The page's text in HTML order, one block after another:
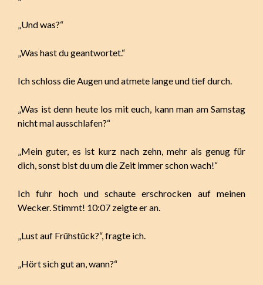
„Und was?“
„Was hast du geantwortet.“
Ich schloss die Augen und atmete lange und tief durch.
„Was ist denn heute los mit euch, kann man am Samstag
nicht mal ausschlafen?“
„Mein guter, es ist kurz nach zehn, mehr als genug für
dich, sonst bist du um die Zeit immer schon wach!“
Ich fuhr hoch und schaute erschrocken auf meinen
Wecker. Stimmt! 10:07 zeigte er an.
„Lust auf Frühstück?“, fragte ich.
„Hört sich gut an, wann?“